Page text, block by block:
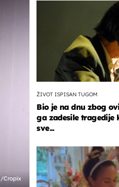
Cropix
ŽIVOT ISPISAN TUGOM
Bio je na dnu zbog
ga zadesile tragedije
sve...